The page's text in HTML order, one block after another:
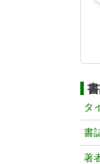
タ
書
著